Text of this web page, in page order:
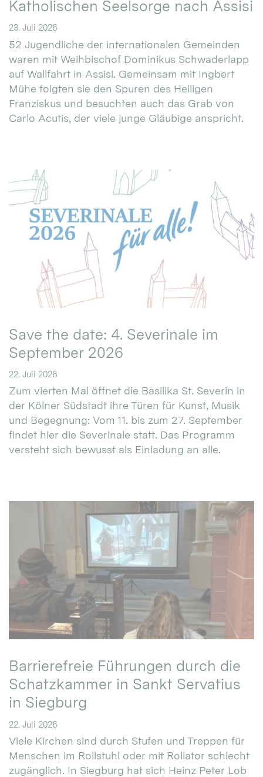
Katholischen Seelsorge nach Assisi
23. Juli 2026
52 Jugendliche der internationalen Gemeinden
waren mit Weihbischof Dominikus Schwaderlapp
auf Wallfahrt in Assisi. Gemeinsam mit Ingbert
Mühe folgten sie den Spuren des Heiligen
Franziskus und besuchten auch das Grab von
Carlo Acutis, der viele junge Gläubige anspricht.
Save the date: 4. Severinale im
September 2026
22. Juli 2026
Zum vierten Mal öffnet die Basilika St. Severin in
der Kölner Südstadt ihre Türen für Kunst, Musik
und Begegnung: Vom 11. bis zum 27. September
findet hier die Severinale statt. Das Programm
versteht sich bewusst als Einladung an alle.
Barrierefreie Führungen durch die
Schatzkammer in Sankt Servatius
in Siegburg
22. Juli 2026
Viele Kirchen sind durch Stufen und Treppen für
Menschen im Rollstuhl oder mit Rollator schlecht
zugänglich. In Siegburg hat sich Heinz Peter Lob